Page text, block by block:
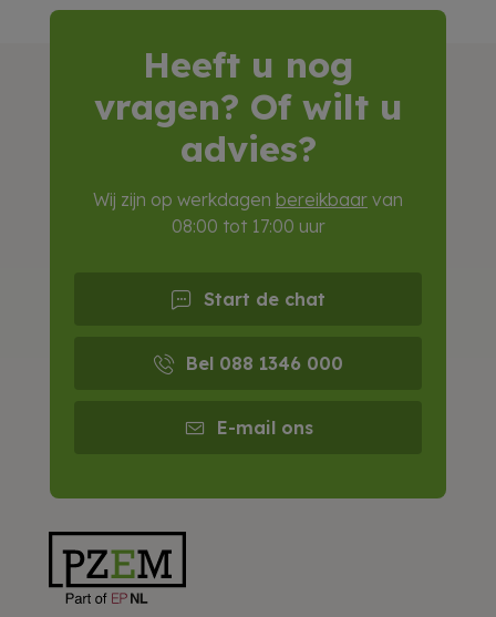
Heeft u nog
vragen? Of wilt u
advies?
Wij zijn op werkdagen bereikbaar van
08:00 tot 17:00 uur
Start de chat
Bel 088 1346 000
E-mail ons